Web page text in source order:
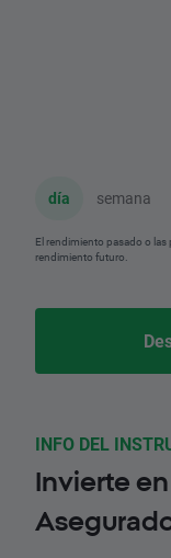
día semana
El rendimiento pasado o
rendimiento futuro.
INFO DEL
Invierte